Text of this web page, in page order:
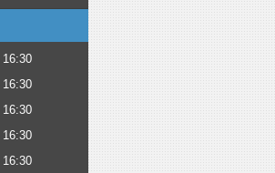
16:30
16:30
16:30
16:30
16:30